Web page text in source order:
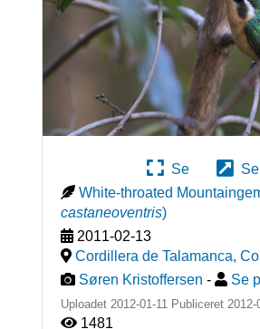
Se
White-throated
castaneoventris)
2011-02-13
Cordillera de Talamanca,
Søren Kristoffersen - Se
Uploadet 2012-01-11 Publiceret 2012-
1481